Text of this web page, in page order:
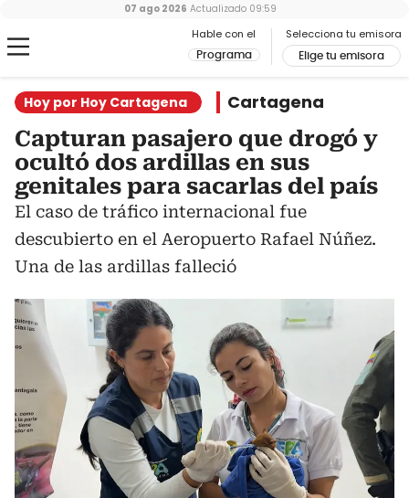
Hable con el
Programa
Selecciona tu emisora
Elige tu emisora
07 ago 2026 Actualizado 09:59
Hoy por Hoy Cartagena Cartagena
Capturan pasajero que drogó y
ocultó dos ardillas en sus
genitales para sacarlas del país
El caso de tráfico internacional fue
descubierto en el Aeropuerto Rafael Núñez.
Una de las ardillas falleció